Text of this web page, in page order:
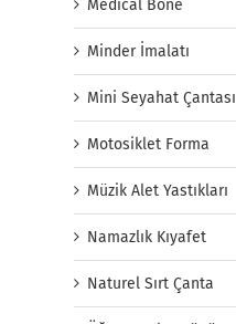
Medical Bone
Minder İmalatı
Mini Seyahat Çantası
Motosiklet Forma
Müzik Alet Yastıkları
Namazlık Kıyafet
Naturel Sırt Çanta